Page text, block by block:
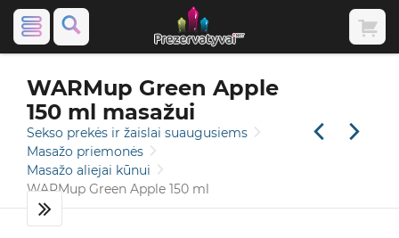
WARMup Green Apple
150 ml masažui
Sekso prekės ir žaislai suaugusiems
Masažo priemonės
Masažo aliejai kūnui
WARMup Green Apple 150 ml